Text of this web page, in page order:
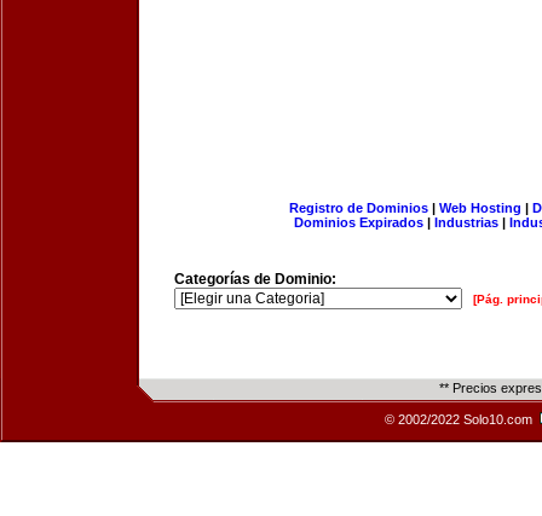
Registro de Dominios| Web Hosting |
Dominios Expirados | Industrias |
Categorías de Dominio:
[Pág.
** Precios
© 2002/2022 Solo10.com